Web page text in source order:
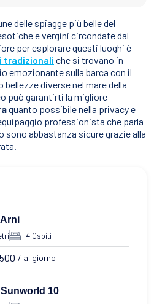
delle spiagge più belle del
e vergini circondate dal
per esplorare questi luoghi è
tradizionali che si trovano in
emozionante sulla barca con il
diverse nel mare della
può garantirti la migliore
quanto possibile nella privacy e
professionista che parla
sono abbastanza sicure grazie alla
4 Ospiti
/ al giorno
10